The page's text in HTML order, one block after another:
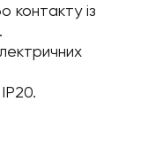
контакту із